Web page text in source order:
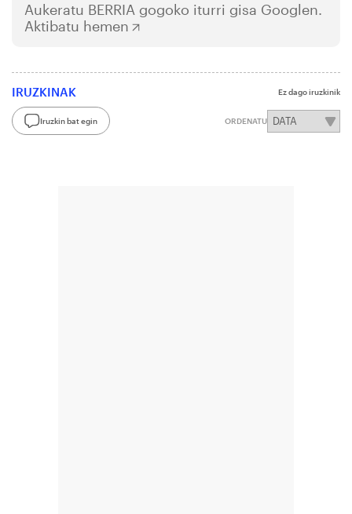
Aukeratu BERRIA gogoko iturri gisa Googlen.
Aktibatu hemen
IRUZKINAK Ez dago iruzkinik
Iruzkin bat egin ORDENATU